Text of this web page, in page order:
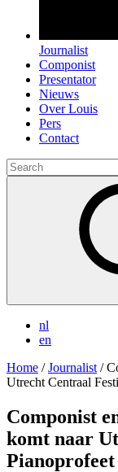
Journalist
Componist
Presentator
Nieuws
Over Louis
Pers
Contact
Search
for:
nl
en
Home /Journalist /
Utrecht Centraal
Componist
komt naar